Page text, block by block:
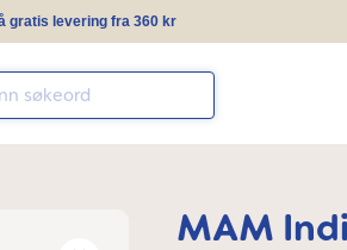
gratis levering fra 360 kr
MAM